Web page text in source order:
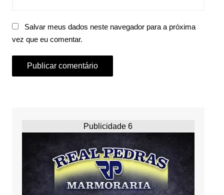
Salvar meus dados neste navegador para a próxima
vez que eu comentar.
Publicidade 6